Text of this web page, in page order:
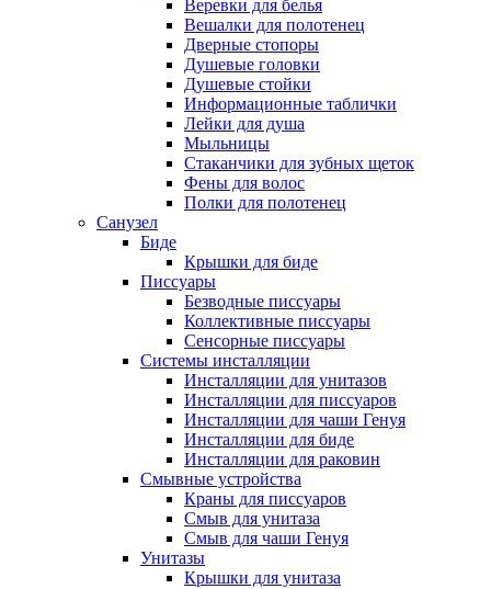
Веревки для белья
Вешалки для полотенец
Дверные стопоры
Душевые головки
Душевые стойки
Информационные таблички
Лейки для душа
Мыльницы
Стаканчики для зубных щеток
Фены для волос
Полки для полотенец
Санузел
Биде
Крышки для биде
Писсуары
Безводные писсуары
Коллективные писсуары
Сенсорные писсуары
Системы инсталляции
Инсталляции для унитазов
Инсталляции для писсуаров
Инсталляции для чаши Генуя
Инсталляции для биде
Инсталляции для раковин
Смывные устройства
Краны для писсуаров
Смыв для унитаза
Смыв для чаши Генуя
Унитазы
Крышки для унитаза